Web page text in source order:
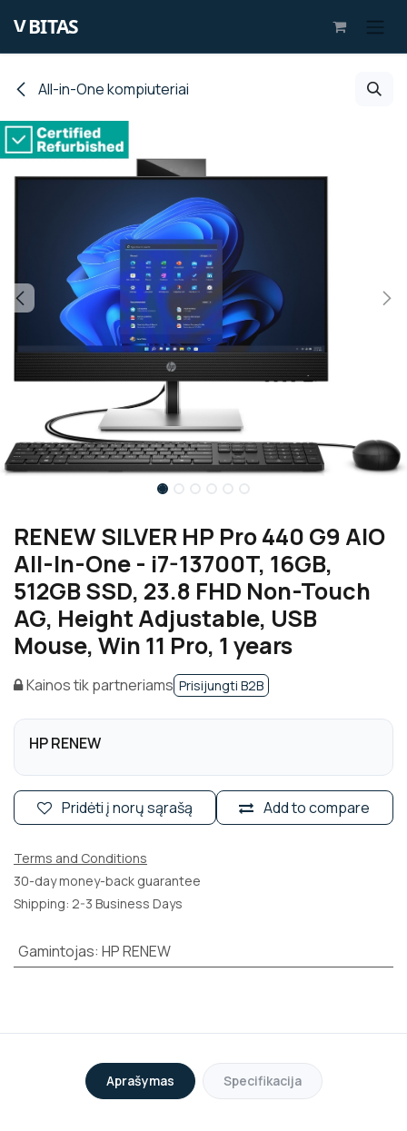
All-in-One kompiuteriai
RENEW SILVER HP Pro 440 G9 AIO
All-In-One - i7-13700T, 16GB,
512GB SSD, 23.8 FHD Non-Touch
AG, Height Adjustable, USB
Mouse, Win 11 Pro, 1 years
Kainos tik partneriams Prisijungti B2B
HP RENEW
Add to compare
Pridėti į norų sąrašą
Terms and Conditions
30-day money-back guarantee
Shipping: 2-3 Business Days
Gamintojas: HP RENEW
Aprašymas Specifikacija